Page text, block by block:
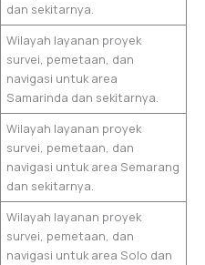
dan sekitarnya.
Wilayah layanan proyek
survei, pemetaan, dan
navigasi untuk area
Samarinda dan sekitarnya.
Wilayah layanan proyek
survei, pemetaan, dan
navigasi untuk area Semarang
dan sekitarnya.
Wilayah layanan proyek
survei, pemetaan, dan
navigasi untuk area Solo dan